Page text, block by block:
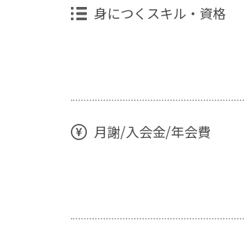
身につくスキル・資格
月謝/入会金/年会費